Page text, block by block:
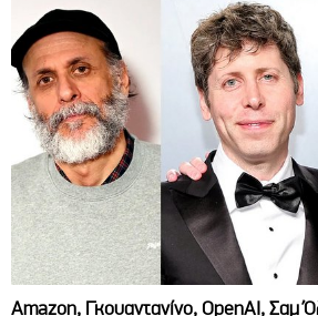
Amazon, Γκουαντανίνο, OpenAI, Σαμ